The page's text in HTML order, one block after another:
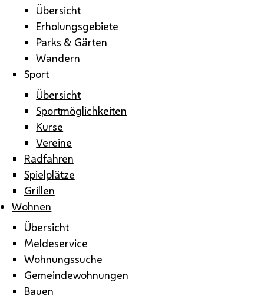
Übersicht
Erholungsgebiete
Parks & Gärten
Wandern
Sport
Übersicht
Sportmöglichkeiten
Kurse
Vereine
Radfahren
Spielplätze
Grillen
Wohnen
Übersicht
Meldeservice
Wohnungssuche
Gemeindewohnungen
Bauen